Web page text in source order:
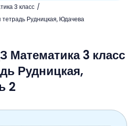
3 класс
Рудницкая, Юдачева
язык
чтение
мир
Математика
Математика
язык
чтение
Музыка
мир
Математика 3 класс
Рудницкая,
2